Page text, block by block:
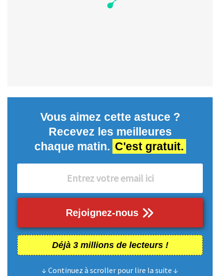
Vous aimez cette astuce ?
Recevez les meilleures
chaque matin. C'est gratuit.
Rejoignez-nous
Déjà 3 millions de lecteurs !
↓ Continuez à scroller pour lire la suite ↓